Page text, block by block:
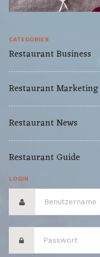
CATEGORIES
Restaurant Business
Restaurant Marketing
Restaurant News
Restaurant Guide
LOGIN